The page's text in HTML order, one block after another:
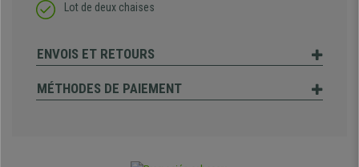
Lot de deux chaises
ENVOIS ET RETOURS
MÉTHODES DE PAIEMENT